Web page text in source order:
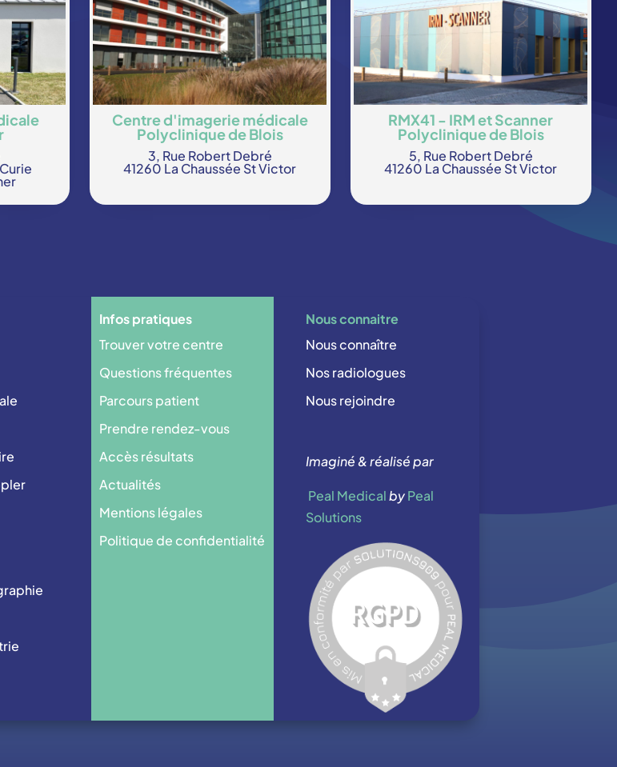
Centre d'imagerie médicale
Polyclinique de Blois
3, Rue Robert Debré
41260 La Chaussée St Victor
RMX41 - IRM et Scanner
Polyclinique de Blois
5, Rue Robert Debré
41260 La Chaussée St Victor
Infos pratiques
Trouver votre centre
Questions fréquentes
Parcours patient
Prendre rendez-vous
Accès résultats
Actualités
Mentions légales
Politique de confidentialité
Nous connaitre
Nous connaître
Nos radiologues
Nous rejoindre
Imaginé & réalisé par
Peal Medicalby Peal
Solutions